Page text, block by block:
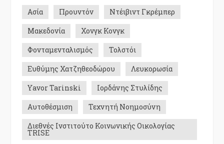
Ασία Προυντόν
Ντέιβιντ Γκρέμπερ
Μακεδονία
Χονγκ Κονγκ
Φονταμενταλισμός
Τολστόι
Ευθύμης Χατζηθεοδώρου
Λευκορωσία
Yavor Tarinski
Ιορδάνης Στυλίδης
Αυτοθέσμιση
Τεχνητή Νοημοσύνη
Διεθνές Ινστιτούτο Κοινωνικής Οικολογίας
TRISE